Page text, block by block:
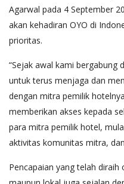
Agarwal pada 4 September
akan kehadiran OYO di
prioritas.
“Sejak awal kami bergabung
untuk terus menjaga dan
dengan mitra pemilik
memberikan akses kepada
para mitra pemilik hotel,
aktivitas komunitas mitra,
Pencapaian yang telah diraih